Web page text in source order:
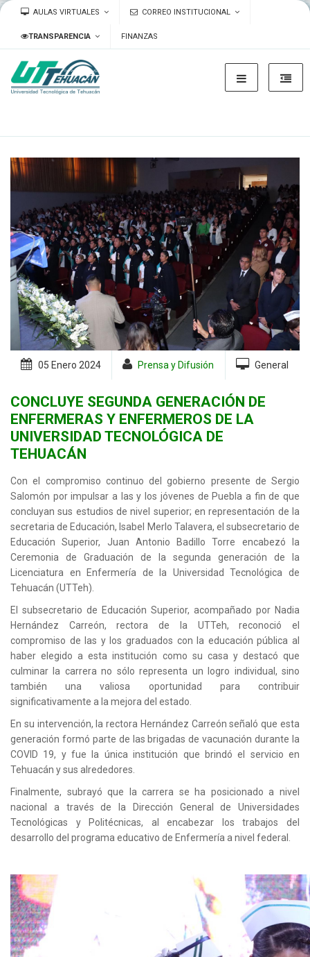
AULAS VIRTUALES CORREO INSTITUCIONAL
TRANSPARENCIA FINANZAS
05 Enero 2024 Prensa y Difusión General
CONCLUYE SEGUNDA GENERACIÓN DE
ENFERMERAS Y ENFERMEROS DE LA
UNIVERSIDAD TECNOLÓGICA DE
TEHUACÁN
Con el compromiso continuo del gobierno presente de Sergio
Salomón por impulsar a las y los jóvenes de Puebla a fin de que
concluyan sus estudios de nivel superior; en representación de la
secretaria de Educación, Isabel Merlo Talavera, el subsecretario de
Educación Superior, Juan Antonio Badillo Torre encabezó la
Ceremonia de Graduación de la segunda generación de la
Licenciatura en Enfermería de la Universidad Tecnológica de
Tehuacán (UTTeh).
El subsecretario de Educación Superior, acompañado por Nadia
Hernández Carreón, rectora de la UTTeh, reconoció el
compromiso de las y los graduados con la educación pública al
haber elegido a esta institución como su casa y destacó que
culminar la carrera no sólo representa un logro individual, sino
también una valiosa oportunidad para contribuir
significativamente a la mejora del estado.
En su intervención, la rectora Hernández Carreón señaló que esta
generación formó parte de las brigadas de vacunación durante la
COVID 19, y fue la única institución que brindó el servicio en
Tehuacán y sus alrededores.
Finalmente, subrayó que la carrera se ha posicionado a nivel
nacional a través de la Dirección General de Universidades
Tecnológicas y Politécnicas, al encabezar los trabajos del
desarrollo del programa educativo de Enfermería a nivel federal.